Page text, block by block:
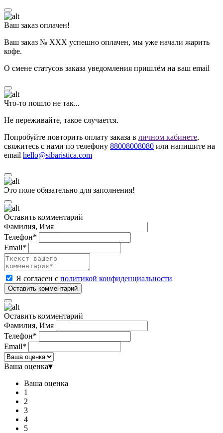
Ваш заказ оплачен!
Ваш заказ № ХХХ успешно оплачен, мы уже начали жарить
кофе.
О смене статусов заказа уведомления пришлём на ваш email
Что-то пошло не так...
Не переживайте, такое случается.
Попробуйте повторить оплату заказа в личном кабинете,
свяжитесь с нами по телефону 88008008080 или напишите на
email hello@sibaristica.com
Это поле обязательно для заполнения!
Оставить комментарий
Фамилия, Имя
Телефон*
Email*
Я согласен с политикой конфиденциальности
Оставить комментарий
Фамилия, Имя
Телефон*
Email*
Ваша оценка▾
Ваша оценка
1
2
3
4
5